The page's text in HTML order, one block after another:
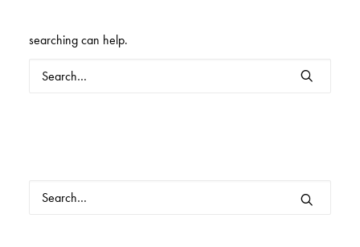
searching can help.